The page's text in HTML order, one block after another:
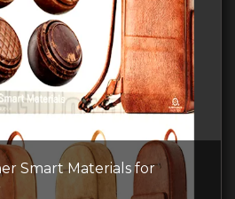
Smart Materials for